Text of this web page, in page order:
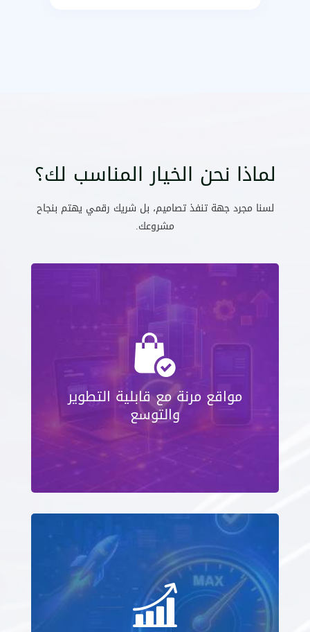
لماذا نحن الخيار المناسب لك؟
لسنا مجرد جهة تنفذ تصاميم، بل شريك رقمي يهتم بنجاح
مشروعك.
مواقع مرنة مع قابلية التطوير
والتوسع